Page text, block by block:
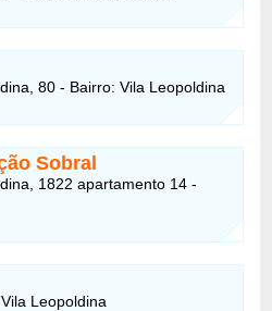
80 - Bairro: Vila Leopoldina
Sobral
1822 apartamento 14 -
Leopoldina